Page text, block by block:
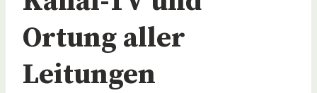
Ortung aller
Leitungen